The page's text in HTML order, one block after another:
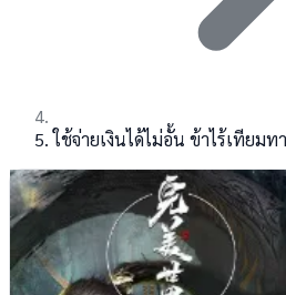
ใช้จ่ายเงินได้ไม่อั้น ข้าไร้เทียม